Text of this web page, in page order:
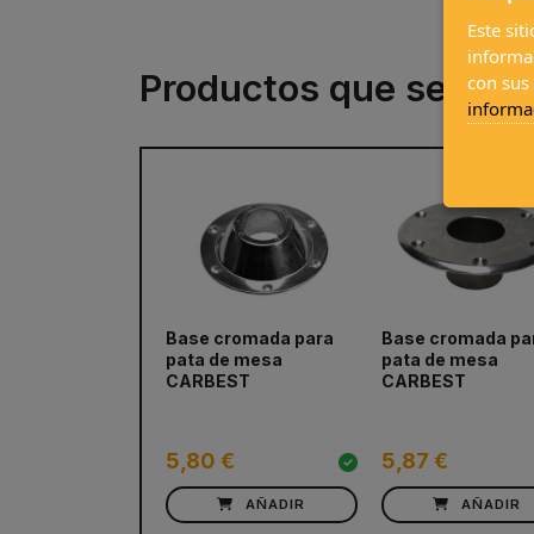
Productos que se
Base cromada para
pata de mesa
CARBEST
5,80 €
AÑADIR
Base cromada
pata de mesa
CARBEST
5,87 €
AÑADIR
prev
Este
con